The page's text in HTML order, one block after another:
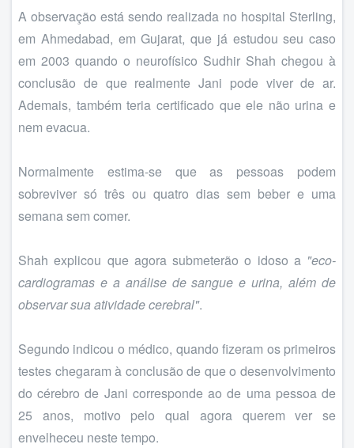
A observação está sendo realizada no hospital Sterling,
em Ahmedabad, em Gujarat, que já estudou seu caso
em 2003 quando o neurofísico Sudhir Shah chegou à
conclusão de que realmente Jani pode viver de ar.
Ademais, também teria certificado que ele não urina e
nem evacua.
Normalmente estima-se que as pessoas podem
sobreviver só três ou quatro dias sem beber e uma
semana sem comer.
Shah explicou que agora submeterão o idoso a "eco-
cardiogramas e a análise de sangue e urina, além de
observar sua atividade cerebral".
Segundo indicou o médico, quando fizeram os primeiros
testes chegaram à conclusão de que o desenvolvimento
do cérebro de Jani corresponde ao de uma pessoa de
25 anos, motivo pelo qual agora querem ver se
envelheceu neste tempo.